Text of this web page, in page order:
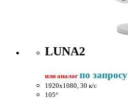
LUNA2
или аналог по запросу
1920x1080, 30 к/c
105°